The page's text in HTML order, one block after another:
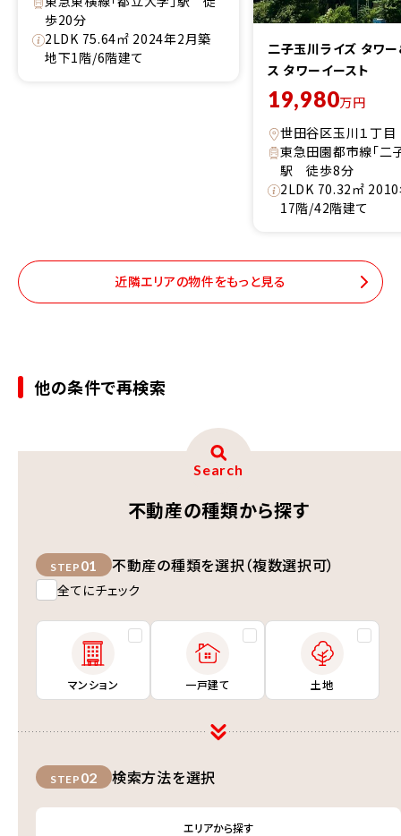
歩20分
2LDK 75.64㎡ 2024年2月築
地下1階/6階建て
二子玉川ライズ タワー
ス タワーイースト
19,980万円
世田谷区玉川１丁目
東急田園都市線「二
駅 徒歩8分
2LDK 70.32㎡
17階/42階建て
近隣エリアの物件をもっと見る
他の条件で再検索
Search
不動産の種類から探す
STEP 01 不動産の種類を選択（複数選択可）
全てにチェック
マンション 一戸建て 土地
STEP 02 検索方法を選択
エリアから探す